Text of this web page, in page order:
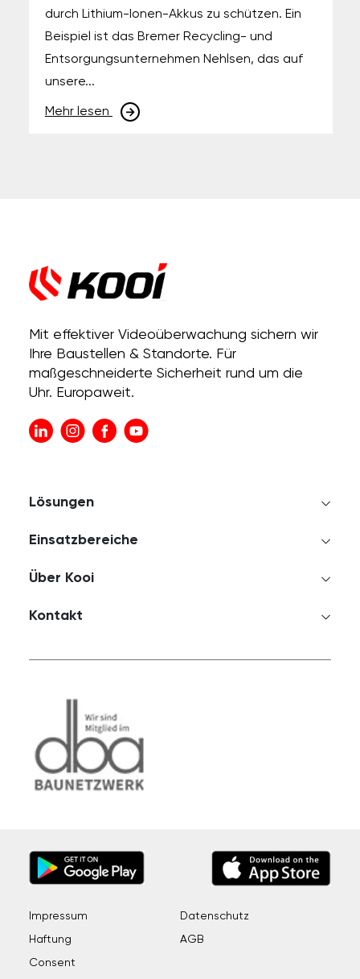
durch Lithium-Ionen-Akkus zu schützen. Ein
Beispiel ist das Bremer Recycling- und
Entsorgungsunternehmen Nehlsen, das auf
unsere...
Mehr lesen
Mit effektiver Videoüberwachung sichern wir
Ihre Baustellen & Standorte. Für
maßgeschneiderte Sicherheit rund um die
Uhr. Europaweit.
Lösungen
Einsatzbereiche
Über Kooi
Kontakt
Impressum Datenschutz
Haftung AGB
Consent